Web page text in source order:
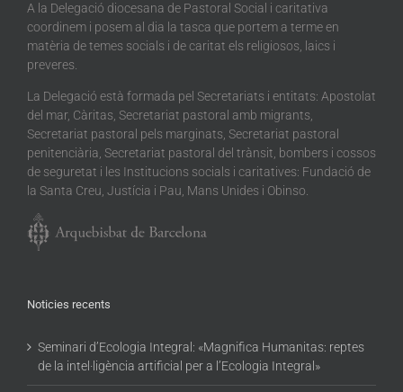
A la Delegació diocesana de Pastoral Social i caritativa
coordinem i posem al dia la tasca que portem a terme en
matèria de temes socials i de caritat els religiosos, laics i
preveres.
La Delegació està formada pel Secretariats i entitats: Apostolat
del mar, Càritas, Secretariat pastoral amb migrants,
Secretariat pastoral pels marginats, Secretariat pastoral
penitenciària, Secretariat pastoral del trànsit, bombers i cossos
de seguretat i les Institucions socials i caritatives: Fundació de
la Santa Creu, Justícia i Pau, Mans Unides i Obinso.
Noticies recents
Seminari d’Ecologia Integral: «Magnifica Humanitas: reptes
de la intel·ligència artificial per a l’Ecologia Integral»